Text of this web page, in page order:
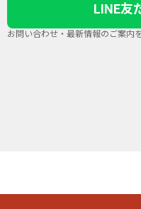
LINE友
お問い合わせ・最新情報のご案内